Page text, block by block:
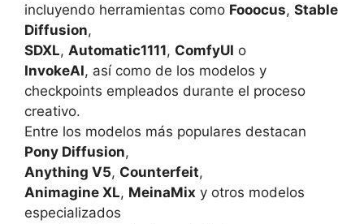
incluyendo herramientas como Fooocus, Stable
Diffusion,
SDXL, Automatic1111, ComfyUI o
InvokeAI, así como de los modelos y
checkpoints empleados durante el proceso
creativo.
Entre los modelos más populares destacan
Pony Diffusion,
Anything V5, Counterfeit,
Animagine XL, MeinaMix y otros modelos
especializados